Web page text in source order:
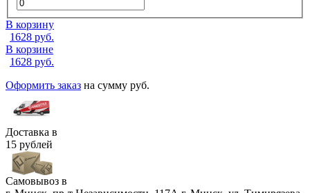
В корзину
1628 руб.
В корзине
1628 руб.
Оформить заказ на сумму руб.
Доставка в
15 рублей
Самовывоз в